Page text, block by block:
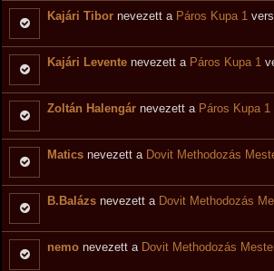
Kajári Tibor nevezett a Páros Kupa 1
Kajári Levente nevezett a Páros Kupa 1
Zoltán Halengár nevezett a Páros Kupa 1
Matics nevezett a Dovit Methodozás
B.Balázs nevezett a Dovit Methodozás
nemo nevezett a Dovit Methodozás